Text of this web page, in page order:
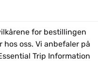
for bestillingen
oss. Vi anbefaler på
Trip Information